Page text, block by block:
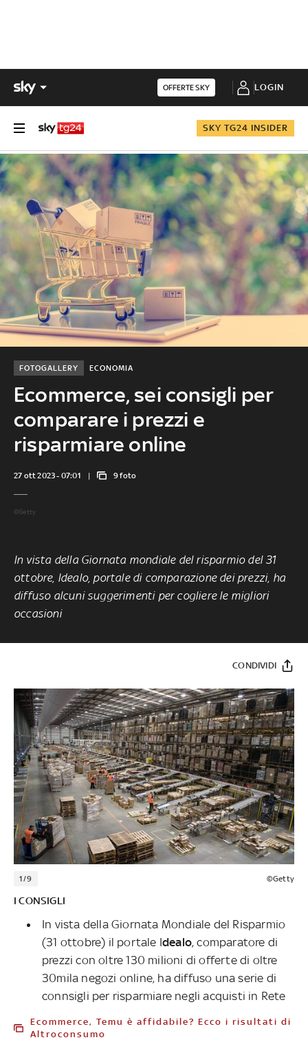
OFFERTE SKY LOGIN
SKY TG24 INSIDER
Ecommerce, sei consigli per
comparare i prezzi e
risparmiare online
ECONOMIA
FOTOGALLERY
27 ott 2023 - 07:01 9 foto
©Getty
In vista della Giornata mondiale del risparmio del 31
ottobre, Idealo, portale di comparazione dei prezzi, ha
diffuso alcuni suggerimenti per cogliere le migliori
occasioni
CONDIVIDI
1/9 ©Getty
I CONSIGLI
In vista della Giornata Mondiale del Risparmio
(31 ottobre) il portale Idealo, comparatore di
prezzi con oltre 130 milioni di offerte di oltre
30mila negozi online, ha diffuso una serie di
connsigli per risparmiare negli acquisti in Rete
Ecommerce, Temu è affidabile? Ecco i risultati di
Altroconsumo